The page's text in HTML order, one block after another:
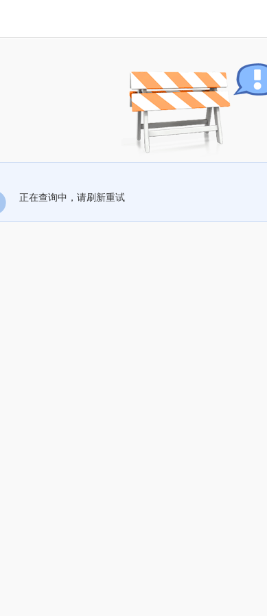
正在查询中，请刷新重试